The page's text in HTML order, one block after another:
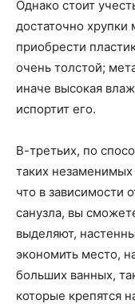
Однако стоит
достаточно
приобрести
очень толстой;
иначе высокая
испортит его.
В-третьих, по
таких
что в зависимости
санузла, вы
выделяют,
экономить место,
больших ванных,
которые крепятся